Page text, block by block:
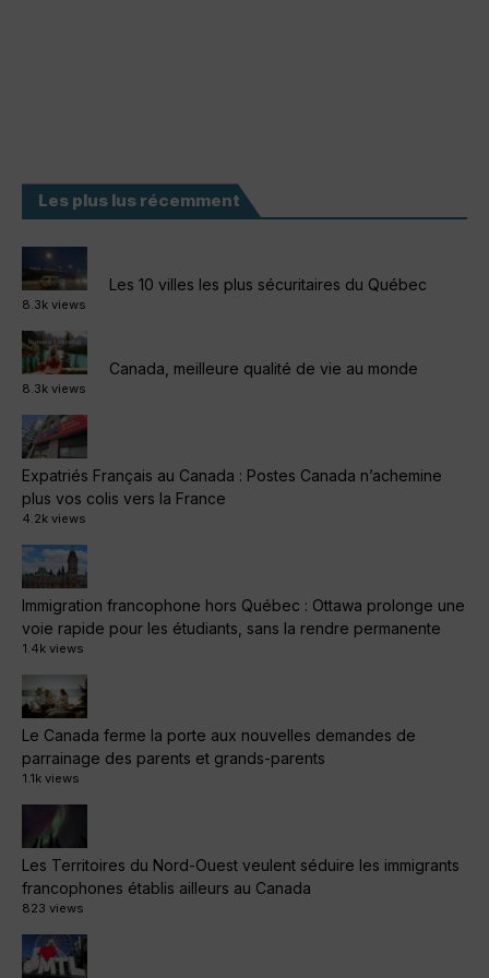
Les plus lus récemment
Les 10 villes les plus sécuritaires du Québec
8.3k views
Canada, meilleure qualité de vie au monde
8.3k views
Expatriés Français au Canada : Postes Canada n’achemine
plus vos colis vers la France
4.2k views
Immigration francophone hors Québec : Ottawa prolonge une
voie rapide pour les étudiants, sans la rendre permanente
1.4k views
Le Canada ferme la porte aux nouvelles demandes de
parrainage des parents et grands-parents
1.1k views
Les Territoires du Nord-Ouest veulent séduire les immigrants
francophones établis ailleurs au Canada
823 views